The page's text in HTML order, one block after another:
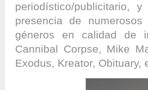
periodístico/publicitario,
presencia de
géneros en calidad de
Cannibal Corpse, Mike
Exodus, Kreator, Obituary,